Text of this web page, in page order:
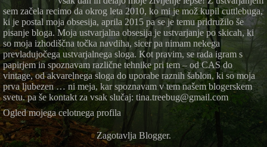
sem začela recimo da okrog leta 2010, ko mi je mož kupil cuttlebuga,
ki je postal moja obsesija, aprila 2015 pa se je temu pridružilo še
pisanje bloga. Moja ustvarjalna obsesija je ustvarjanje po skicah, ki
so moja izhodiščna točka navdiha, sicer pa nimam nekega
prevladujočega ustvarjalnega sloga. Kot pravim, se rada igram s
papirjem in spoznavam različne tehnike pri tem – od CAS do
vintage, od akvarelnega sloga do uporabe raznih šablon, ki so moja
prva ljubezen … ni meja, kar spoznavam v tem našem blogerskem
svetu. pa še kontakt za vsak slučaj: tina.treebug@gmail.com
Ogled mojega celotnega profila
Zagotavlja Blogger.